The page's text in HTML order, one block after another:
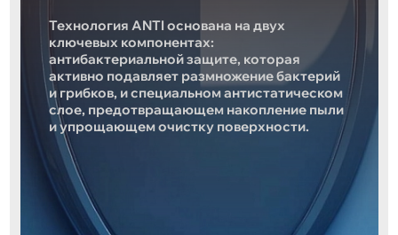
Технология ANTI основана на двух
ключевых компонентах:
антибактериальной защите, которая
активно подавляет размножение бактерий
и грибков, и специальном антистатическом
слое, предотвращающем накопление пыли
и упрощающем очистку поверхности.